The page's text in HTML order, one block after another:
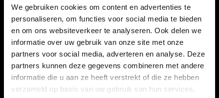
We gebruiken cookies om content en advertenties te
personaliseren, om functies voor social media te bieden
en om ons websiteverkeer te analyseren. Ook delen we
informatie over uw gebruik van onze site met onze
partners voor social media, adverteren en analyse. Deze
partners kunnen deze gegevens combineren met andere
informatie die u aan ze heeft verstrekt of die ze hebben
verzameld op basis van uw gebruik van hun services.
ontworpen voor gebruik op sisal dartborden en niet voor
elektronische dartborden.
Compatibiliteit altijd controleren
Controleer voor aankoop of je dartbarrels geschikt zijn voor
het Caliburn EVO schroef-/spigot-systeem. Zonder passende